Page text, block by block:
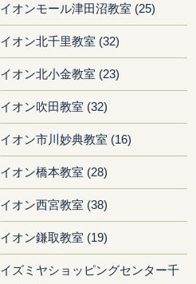
イオンモール津田沼教室 (25)
イオン北千里教室 (32)
イオン北小金教室 (23)
イオン吹田教室 (32)
イオン市川妙典教室 (16)
イオン橋本教室 (28)
イオン西宮教室 (38)
イオン鎌取教室 (19)
イズミヤショッピングセンター千